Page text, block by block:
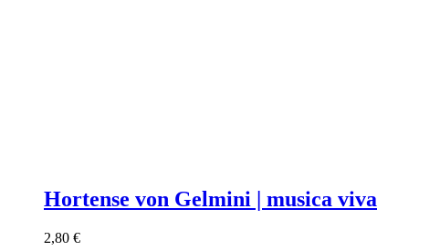
Hortense von Gelmini | musica viva
2,80 €